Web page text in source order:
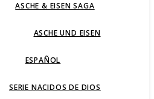
ASCHE & EISEN SAGA
ASCHE UND EISEN
ESPAÑOL
SERIE NACIDOS DE DIOS